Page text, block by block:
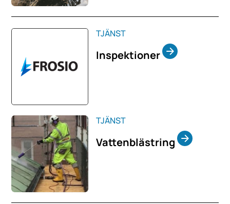
TJÄNST
Inspektioner
TJÄNST
Vattenblästring